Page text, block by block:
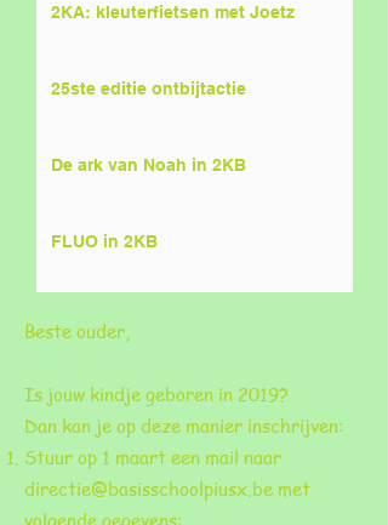
2KA: kleuterfietsen met Joetz
25ste editie ontbijtactie
De ark van Noah in 2KB
FLUO in 2KB
Beste ouder,
Is jouw kindje geboren in 2019?
Dan kan je op deze manier inschrijven:
Stuur op 1 maart een mail naar
directie@basisschoolpiusx.be met